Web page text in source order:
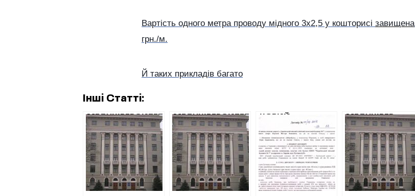
Вартість одного метра проводу мідного 3х2,5 у кошторисі завищена
грн./м.
Й таких прикладів багато
Інші Статті:
МЕДУНІВЕРСИТЕТ
РОЗДАВ НА
РЕМОНТИ ДВА
МІЛЬЙОНИ
ГРИВЕНЬ,
УНИКНУВШИ
АУКЦІОНУ
МЕДУНІВЕРСИТЕТ
ЗА ПІВРОКУ
ВДРУГЕ ЗАМОВИВ
РЕМОНТ
КАФЕДРИ БЕЗ
ПРОВЕДЕННЯ
АУКЦІОНУ
НОВИЙ
БУДІВЕЛЬНИЙ
ФАВОРИТ МЕРІЇ
ОТРИМАЄ
МАЙЖЕ МІЛЬЙОН
НА РЕМОНТ
ПОЛОГОВОГО
БУДИНКУ
МЕДУНІВЕР
ВИТРАТИТЬ 12
МІЛЬЙОНІВ НА
КАПРЕМОНТ
БІБЛІОТЕКИ